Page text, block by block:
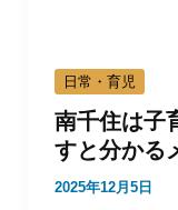
日常・育児
南千住は子
すと分かる
2025年12月5日